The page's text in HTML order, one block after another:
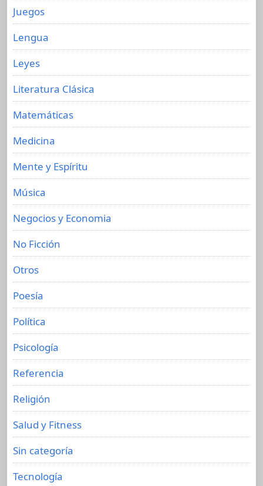
Juegos
Lengua
Leyes
Literatura Clásica
Matemáticas
Medicina
Mente y Espíritu
Música
Negocios y Economia
No Ficción
Otros
Poesía
Política
Psicología
Referencia
Religión
Salud y Fitness
Sin categoría
Tecnología